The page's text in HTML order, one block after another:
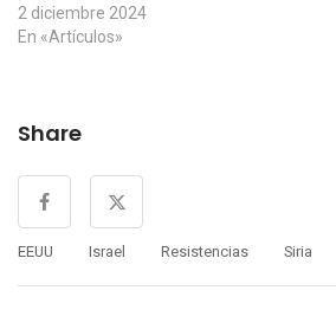
2 diciembre 2024
En «Artículos»
Share
EEUU Israel Resistencias Siria